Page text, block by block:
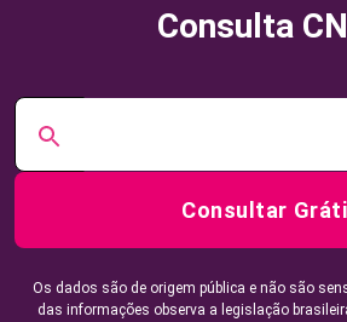
Consulta
Consultar
Os dados são de origem pública e não são
das informações observa a legislação